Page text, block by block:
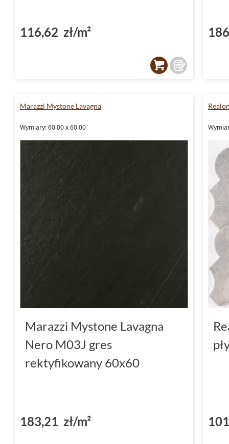
116,62 zł/m²
Marazzi Mystone Lavagna
Wymiary: 60.00 x 60.00
Marazzi Mystone Lavagna
Nero M03J gres
rektyfikowany 60x60
183,21 zł/m²